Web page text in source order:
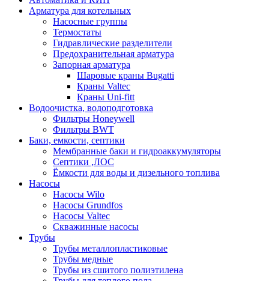
Арматура для котельных
Насосные группы
Термостаты
Гидравлические разделители
Предохранительная арматура
Запорная арматура
Шаровые краны Bugatti
Краны Valtec
Краны Uni-fitt
Водоочистка, водоподготовка
Фильтры Honeywell
Фильтры BWT
Баки, емкости, септики
Мембранные баки и гидроаккумуляторы
Септики ,ЛОС
Ёмкости для воды и дизельного топлива
Насосы
Насосы Wilo
Насосы Grundfos
Насосы Valtec
Скважинные насосы
Трубы
Трубы металлопластиковые
Трубы медные
Трубы из сшитого полиэтилена